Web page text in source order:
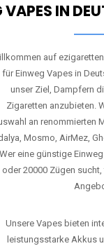
VAPES IN
auf
für Einweg Vapes in
unser Ziel, Dampfern
Zigaretten anzubieten.
an renommierten
Mosmo, AirMez,
Wer eine günstige
oder 20000 Zügen
Unsere Vapes bieten
leistungsstarke Akkus